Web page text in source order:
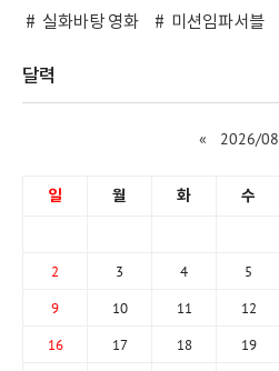
실화바탕 영화
미션임파서블
달력
« 2026/08
일 월 화 수
2 3 4 5
9 10 11 12
16 17 18 19